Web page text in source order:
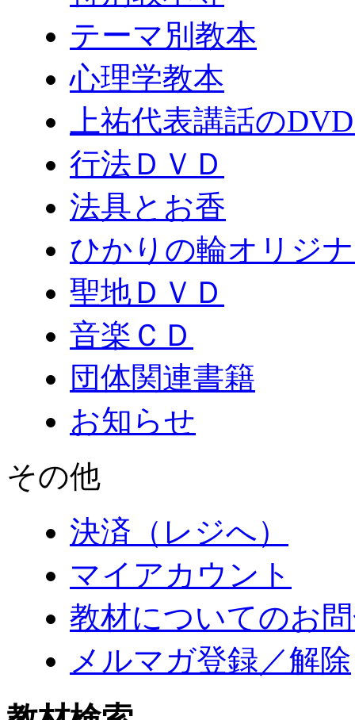
テーマ別教本
心理学教本
上祐代表講話の
行法ＤＶＤ
法具とお香
ひかりの輪オリジ
聖地ＤＶＤ
音楽ＣＤ
団体関連書籍
お知らせ
その他
決済（レジへ）
マイアカウント
教材についてのお
メルマガ登録／解除